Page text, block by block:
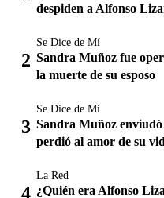
despiden a Alfonso
Se Dice de Mí
Sandra Muñoz fue
la muerte de su esposo
Se Dice de Mí
Sandra Muñoz enviudó
perdió al amor de su
La Red
¿Quién era Alfonso